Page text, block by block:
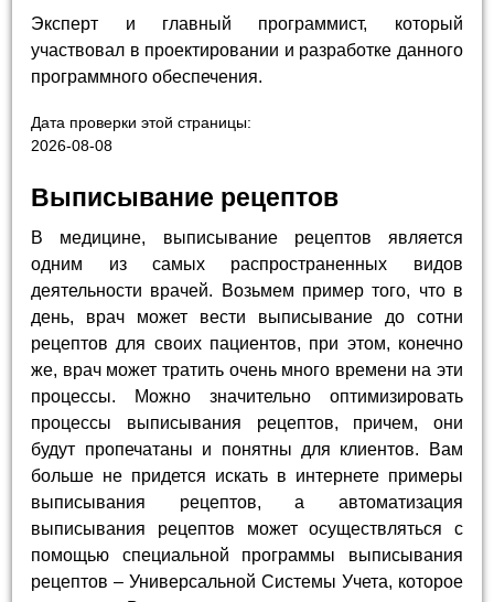
Эксперт и главный программист, который
участвовал в проектировании и разработке данного
программного обеспечения.
Дата проверки этой страницы:
2026-08-08
Выписывание рецептов
В медицине, выписывание рецептов является
одним из самых распространенных видов
деятельности врачей. Возьмем пример того, что в
день, врач может вести выписывание до сотни
рецептов для своих пациентов, при этом, конечно
же, врач может тратить очень много времени на эти
процессы. Можно значительно оптимизировать
процессы выписывания рецептов, причем, они
будут пропечатаны и понятны для клиентов. Вам
больше не придется искать в интернете примеры
выписывания рецептов, а автоматизация
выписывания рецептов может осуществляться с
помощью специальной программы выписывания
рецептов – Универсальной Системы Учета, которое